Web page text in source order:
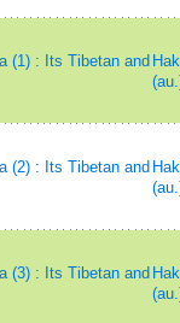
(1) : Its Tibetan and
(2) : Its Tibetan and
(3) : Its Tibetan and